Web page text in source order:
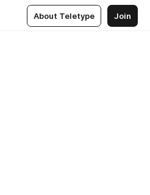
About Teletype Join